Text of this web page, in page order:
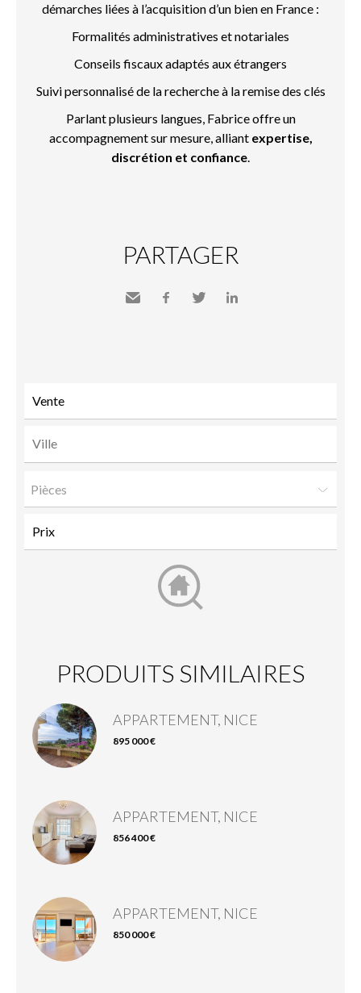
démarches liées à l’acquisition d’un bien en France :
Formalités administratives et notariales
Conseils fiscaux adaptés aux étrangers
Suivi personnalisé de la recherche à la remise des clés
Parlant plusieurs langues, Fabrice offre un
accompagnement sur mesure, alliant expertise,
discrétion et confiance.
PARTAGER
Pièces
PRODUITS SIMILAIRES
APPARTEMENT, NICE
895 000 €
APPARTEMENT, NICE
856 400 €
APPARTEMENT, NICE
850 000 €